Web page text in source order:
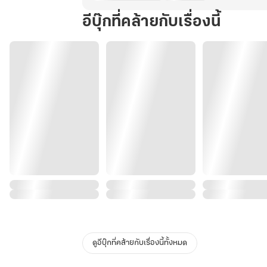
อีบุ๊กที่คล้ายกับเรื่องนี้
ดูอีบุ๊กที่คล้ายกับเรื่องนี้ทั้งหมด